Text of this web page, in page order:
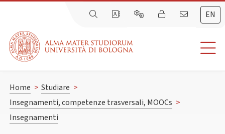
EN
Home > Studiare >
Insegnamenti, competenze trasversali, MOOCs >
Insegnamenti